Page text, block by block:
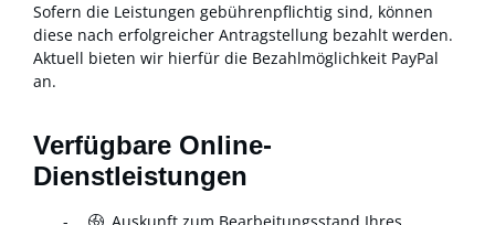
Sofern die Leistungen gebührenpflichtig sind, können
diese nach erfolgreicher Antragstellung bezahlt werden.
Aktuell bieten wir hierfür die Bezahlmöglichkeit PayPal
an.
Verfügbare Online-
Dienstleistungen